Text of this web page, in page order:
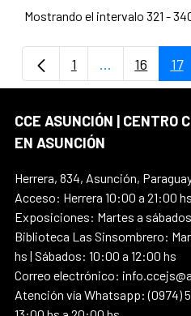
Mostrando el intervalo 321 -
Página
1 ...PáginasPágina
16 17
CCE ASUNCIÓN | CENTRO
EN ASUNCIÓN
Herrera, 834, Asunción,
Acceso: Herrera 10:00 a 21:00 hs
Exposiciones: Martes a
Biblioteca Las Sinsombrero:
hs | Sábados: 10:00 a 12:00 hs
Correo electrónico:
Atención vía Whatsapp: (0974)